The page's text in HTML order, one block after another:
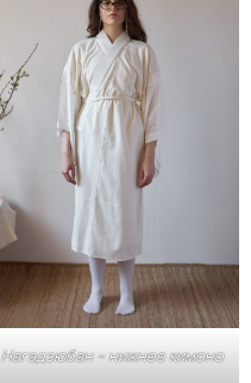
Нагадзюбан – нижнее кимоно